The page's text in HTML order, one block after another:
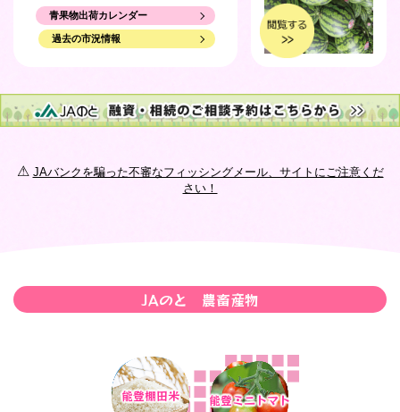
令和8年産 能登米特別栽培米ガイドラインについて
編）
2026年07月02日
ました。
2026年06月08日
かぼちゃ栽培講習会資料（R8.6.5）
2026年08月04日
青果物市況情報
青果物市況情報
2026年08月01日
青果物市況情報
青果物市況情報
2026年07月25日
青果物出荷カレンダー
過去の市況情報
⚠ JAバンクを騙った不審なフィッシングメール、サイトにご注意くだ
さい！
JAのと 農畜産物
能登棚田米 能登ミニトマト